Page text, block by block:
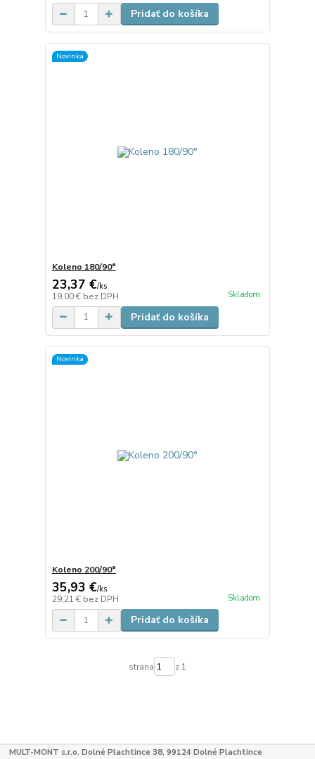
Pridať do košíka
Novinka
Koleno 180/90°
23,37 €/ks
19,00 € bez DPH Skladom
Pridať do košíka
Novinka
Koleno 200/90°
35,93 €/ks
29,21 € bez DPH Skladom
Pridať do košíka
strana z 1
MULT-MONT s.r.o. Dolné Plachtince 38, 99124 Dolné Plachtince